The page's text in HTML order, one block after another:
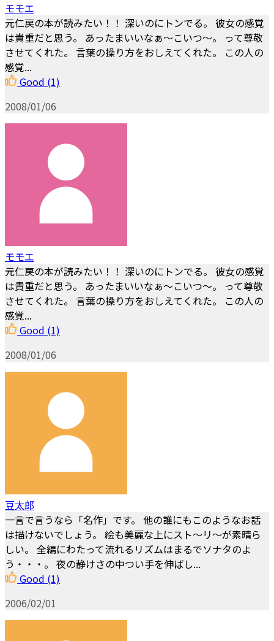
モモエ
元仁戻の本が読みたい！！ 深いのにトンでる。 彼女の感覚
は貴重だと思う。 あったまいいなぁ～こいつ～。 って尊敬
させてくれた。 言葉の操り方をおしえてくれた。 この人の
感覚...
Good (1)
2008/01/06
モモエ
元仁戻の本が読みたい！！ 深いのにトンでる。 彼女の感覚
は貴重だと思う。 あったまいいなぁ～こいつ～。 って尊敬
させてくれた。 言葉の操り方をおしえてくれた。 この人の
感覚...
Good (1)
2008/01/06
豆太郎
一言で言うなら「名作」です。 他の誰にもこのようなお話
は描けないでしょう。 絵も美麗な上にスト～リ～が素晴ら
しい。 全編にわたって流れるリズムはまるでソナタのよ
う・・・。 夜の静けさの中つい手を伸ばし...
Good (1)
2006/02/01